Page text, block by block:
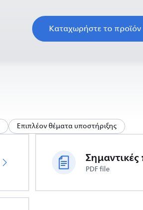
Καταχωρήστε το
Επιπλέον θέματα υποστήριξης
PDF file